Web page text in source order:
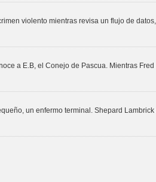
violento mientras revisa un flujo de
a E.B, el Conejo de Pascua. Mientras Fred
un enfermo terminal. Shepard Lambrick